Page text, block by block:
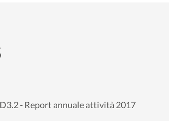
D3.2 - Report annuale attività 2017